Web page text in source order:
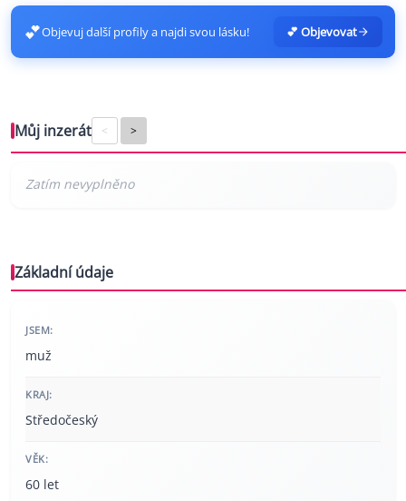
💕Objevuj další profily a najdi svou lásku! 💕 Objevovat
Můj inzerát < >
Základní údaje
JSEM:
muž
KRAJ:
Středočeský
VĚK:
60 let